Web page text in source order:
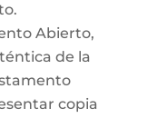
Abierto,
de la
copia